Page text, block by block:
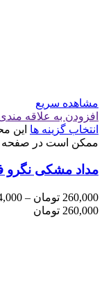
مشاهده سریع
افزودن به علاقه
انتخاب گزینه ها این
ممکن است در صفحه
مداد مشکی نگرو
260,000 تومان –
260,000 تومان